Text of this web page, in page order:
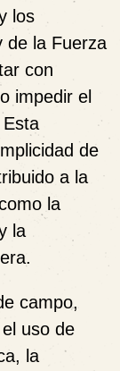
los
de la Fuerza
con
impedir el
de
a la
la
la
campo,
uso de
la